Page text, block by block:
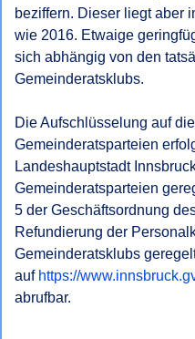
beziffern. Dieser liegt aber
wie 2016. Etwaige
sich abhängig von den
Gemeinderatsklubs.
Die Aufschlüsselung auf
Gemeinderatsparteien
Landeshauptstadt
Gemeinderatsparteien
5 der Geschäftsordnung
Refundierung der
Gemeinderatsklubs
auf https://
abrufbar.